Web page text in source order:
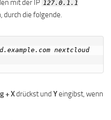
mit der IP 127.0.1.1
durch die folgende.
nextcloud
+ Xdrückst und Yeingibst, wenn